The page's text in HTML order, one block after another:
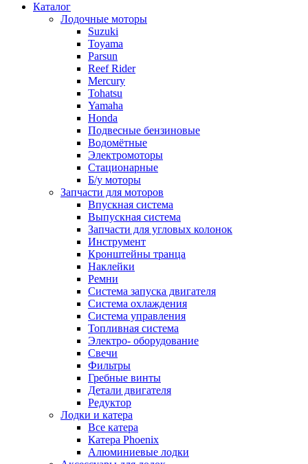
Каталог
Лодочные моторы
Suzuki
Toyama
Parsun
Reef Rider
Mercury
Tohatsu
Yamaha
Honda
Подвесные бензиновые
Водомётные
Электромоторы
Стационарные
Б/у моторы
Запчасти для моторов
Впускная система
Выпускная система
Запчасти для угловых колонок
Инструмент
Кронштейны транца
Наклейки
Ремни
Система запуска двигателя
Система охлаждения
Система управления
Топливная система
Электро- оборудование
Свечи
Фильтры
Гребные винты
Детали двигателя
Редуктор
Лодки и катера
Все катера
Катера Phoenix
Алюминиевые лодки